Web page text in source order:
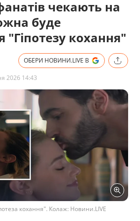
чекають на
буде
"Гіпотезу кохання"
ОБЕРИ НОВИНИ.LIVE В
2026 14:43
кохання". Колаж: Новини.LIVE